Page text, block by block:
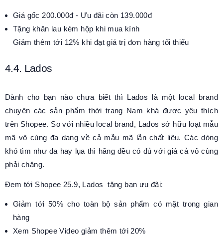
Giá gốc 200.000đ - Ưu đãi còn 139.000đ
Tặng khăn lau kèm hộp khi mua kính
Giảm thêm tới 12% khi đạt giá trị đơn hàng tối thiểu
4.4. Lados
Dành cho bạn nào chưa biết thì Lados là một local brand
chuyên các sản phẩm thời trang Nam khá được yêu thích
trên Shopee. So với nhiều local brand, Lados sở hữu loạt mẫu
mã vô cùng đa dạng về cả mẫu mã lẫn chất liệu. Các dòng
khó tìm như da hay lụa thì hãng đều có đủ với giá cả vô cùng
phải chăng.
Đem tới Shopee 25.9, Lados tặng bạn ưu đãi:
Giảm tới 50% cho toàn bộ sản phẩm có mặt trong gian
hàng
Xem Shopee Video giảm thêm tới 20%